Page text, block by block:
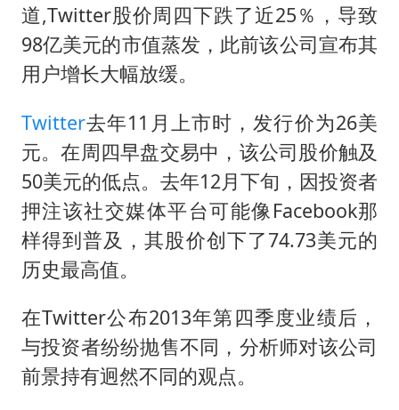
胜宏科技：股票交易异常波动
国乒男单横滨冠军赛全军覆没
胡彦斌获《歌手2026》歌王
U17国足三连胜晋级明日之星半决赛
美股存储板块集体大跌
名创优品回应女子吐槽内裤质量差
日本试射“战斧”导弹，国防部回应
百花奖开幕式
夯实基础开新局
道,Twitter股价周四下跌了近25％，导致
98亿美元的市值蒸发，此前该公司宣布其
用户增长大幅放缓。
Twitter去年11月上市时，发行价为26美
元。在周四早盘交易中，该公司股价触及
50美元的低点。去年12月下旬，因投资者
押注该社交媒体平台可能像Facebook那
样得到普及，其股价创下了74.73美元的
历史最高值。
在Twitter公布2013年第四季度业绩后，
与投资者纷纷抛售不同，分析师对该公司
前景持有迥然不同的观点。